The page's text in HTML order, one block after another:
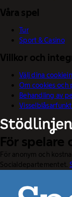
Våra spel
Tur
Sport & Casino
Villkor och
Välj dina
Om cookies
Behandling av
För spelare
För anonym och
Socialdepartementet.